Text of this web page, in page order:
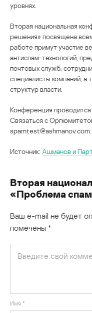
уровнях.
Вторая национальная
решения» посвящена
работе примут участие
антиспам-технологий,
почтовых служб,
специалисты компаний, а
структур власти.
Конференция
Связаться с
spamtest@ashmanov.com.
Источник: Ашманов и
Вторая
«Проблема
Ваш e-mail не будет
помечены *
Имя *